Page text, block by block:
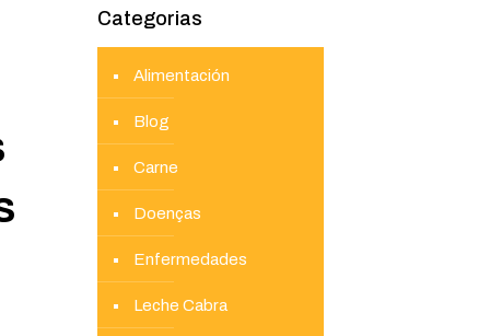
Categorias
Alimentación
Blog
Carne
Doenças
Enfermedades
Leche Cabra